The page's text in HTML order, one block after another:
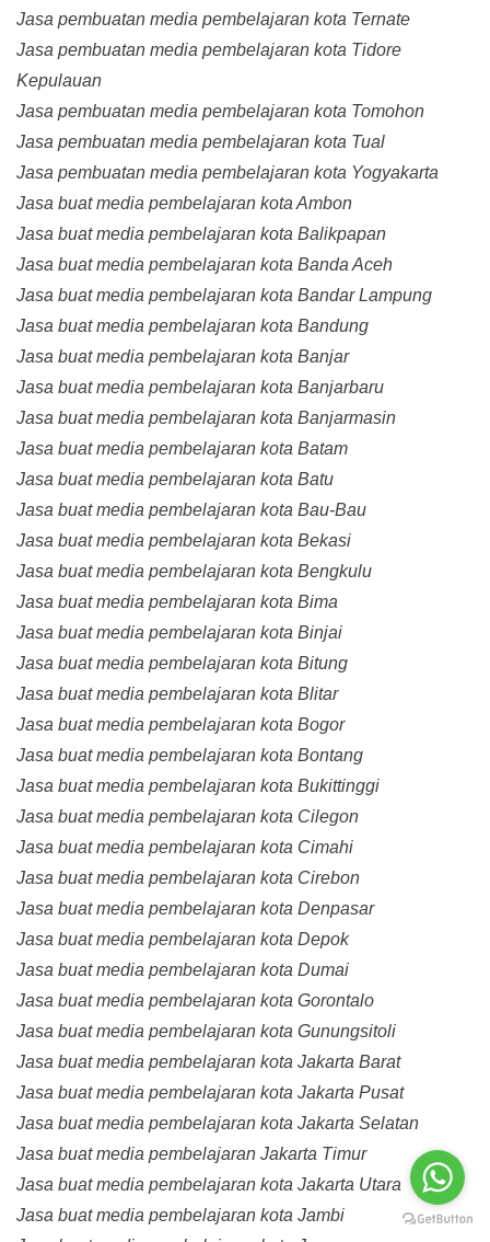
Jasa pembuatan media pembelajaran kota Ternate
Jasa pembuatan media pembelajaran kota Tidore
Kepulauan
Jasa pembuatan media pembelajaran kota Tomohon
Jasa pembuatan media pembelajaran kota Tual
Jasa pembuatan media pembelajaran kota Yogyakarta
Jasa buat media pembelajaran kota Ambon
Jasa buat media pembelajaran kota Balikpapan
Jasa buat media pembelajaran kota Banda Aceh
Jasa buat media pembelajaran kota Bandar Lampung
Jasa buat media pembelajaran kota Bandung
Jasa buat media pembelajaran kota Banjar
Jasa buat media pembelajaran kota Banjarbaru
Jasa buat media pembelajaran kota Banjarmasin
Jasa buat media pembelajaran kota Batam
Jasa buat media pembelajaran kota Batu
Jasa buat media pembelajaran kota Bau-Bau
Jasa buat media pembelajaran kota Bekasi
Jasa buat media pembelajaran kota Bengkulu
Jasa buat media pembelajaran kota Bima
Jasa buat media pembelajaran kota Binjai
Jasa buat media pembelajaran kota Bitung
Jasa buat media pembelajaran kota Blitar
Jasa buat media pembelajaran kota Bogor
Jasa buat media pembelajaran kota Bontang
Jasa buat media pembelajaran kota Bukittinggi
Jasa buat media pembelajaran kota Cilegon
Jasa buat media pembelajaran kota Cimahi
Jasa buat media pembelajaran kota Cirebon
Jasa buat media pembelajaran kota Denpasar
Jasa buat media pembelajaran kota Depok
Jasa buat media pembelajaran kota Dumai
Jasa buat media pembelajaran kota Gorontalo
Jasa buat media pembelajaran kota Gunungsitoli
Jasa buat media pembelajaran kota Jakarta Barat
Jasa buat media pembelajaran kota Jakarta Pusat
Jasa buat media pembelajaran kota Jakarta Selatan
Jasa buat media pembelajaran Jakarta Timur
Jasa buat media pembelajaran kota Jakarta Utara
Jasa buat media pembelajaran kota Jambi